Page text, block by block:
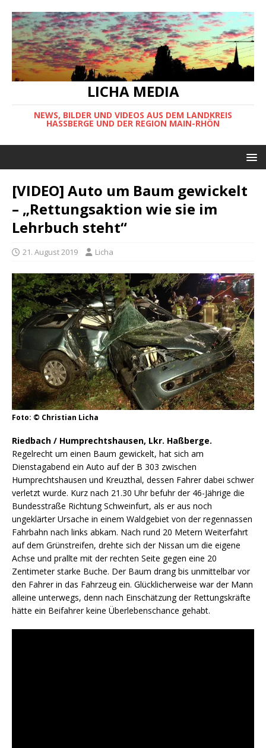
LICHA MEDIA
NEWS, BILDER UND VIDEOS AUS DEM LANDKREIS
HASSBERGE UND DER REGION MAIN-RHÖN
[VIDEO] Auto um Baum gewickelt
– „Rettungsaktion wie sie im
Lehrbuch steht“
21. August 2019 Licha
Foto: © Christian Licha
Riedbach / Humprechtshausen, Lkr. Haßberge.
Regelrecht um einen Baum gewickelt, hat sich am
Dienstagabend ein Auto auf der B 303 zwischen
Humprechtshausen und Kreuzthal, dessen Fahrer dabei schwer
verletzt wurde. Kurz nach 21.30 Uhr befuhr der 46-Jährige die
Bundesstraße Richtung Schweinfurt, als er aus noch
ungeklärter Ursache in einem Waldgebiet von der regennassen
Fahrbahn nach links abkam. Nach rund 20 Metern Weiterfahrt
auf dem Grünstreifen, drehte sich der Nissan um die eigene
Achse und prallte mit der rechten Seite gegen eine 20
Zentimeter starke Buche. Der Baum drang bis unmittelbar vor
den Fahrer in das Fahrzeug ein. Glücklicherweise war der Mann
alleine unterwegs, denn nach Einschätzung der Rettungskräfte
hätte ein Beifahrer keine Überlebenschance gehabt.